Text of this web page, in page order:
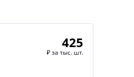
425
₽за тыс. шт.